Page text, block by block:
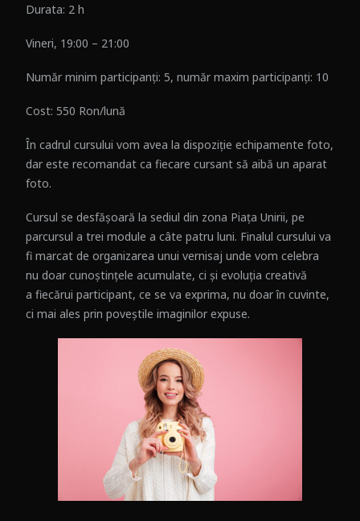
Durata: 2 h
Vineri, 19:00 – 21:00
Număr minim participanți: 5, număr maxim participanți: 10
Cost: 550 Ron/lună
În cadrul cursului vom avea la dispoziție echipamente foto,
dar este recomandat ca fiecare cursant să aibă un aparat
foto.
Cursul se desfășoară la sediul din zona Piața Unirii, pe
parcursul a trei module a câte patru luni. Finalul cursului va
fi marcat de organizarea unui vernisaj unde vom celebra
nu doar cunoștințele acumulate, ci și evoluția creativă
a fiecărui participant, ce se va exprima, nu doar în cuvinte,
ci mai ales prin poveștile imaginilor expuse.